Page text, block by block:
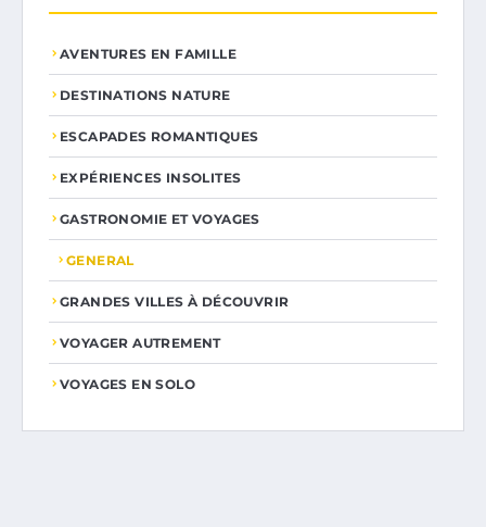
AVENTURES EN FAMILLE
DESTINATIONS NATURE
ESCAPADES ROMANTIQUES
EXPÉRIENCES INSOLITES
GASTRONOMIE ET VOYAGES
GENERAL
GRANDES VILLES À DÉCOUVRIR
VOYAGER AUTREMENT
VOYAGES EN SOLO